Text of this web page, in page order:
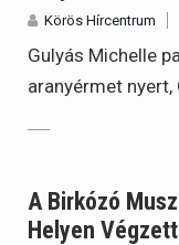
Körös Hírcentrum
Gulyás Michelle
aranyérmet
A Birkózó
Helyen Végzett